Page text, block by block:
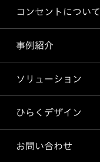
コンセントについて
事例紹介
ソリューション
ひらくデザイン
お問い合わせ